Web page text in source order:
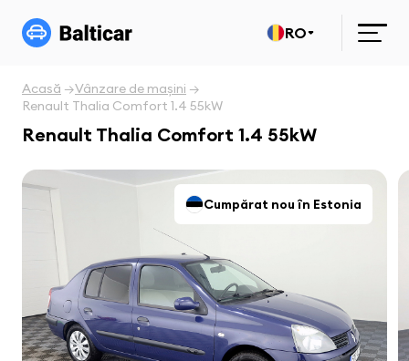
RO
Acasă
Vânzare de mașini
Renault Thalia Comfort 1.4 55kW
Renault Thalia Comfort 1.4 55kW
Cumpărat nou în Estonia